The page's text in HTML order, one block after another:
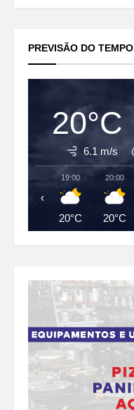
PREVISÃO DO TEMPO
20°C
6.1 m/s
19:00
20°C
20:00
20°C
‹